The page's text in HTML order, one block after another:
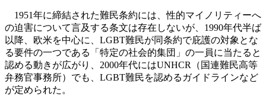
1951年に締結された難民条約には、性的マイノリティーへ
の迫害について言及する条文は存在しないが、1990年代半ば
以降、欧米を中心に、LGBT難民が同条約で庇護の対象とな
る要件の一つである「特定の社会的集団」の一員に当たると
認める動きが広がり、2000年代にはUNHCR（国連難民高等
弁務官事務所）でも、LGBT難民を認めるガイドラインなど
が定められた。